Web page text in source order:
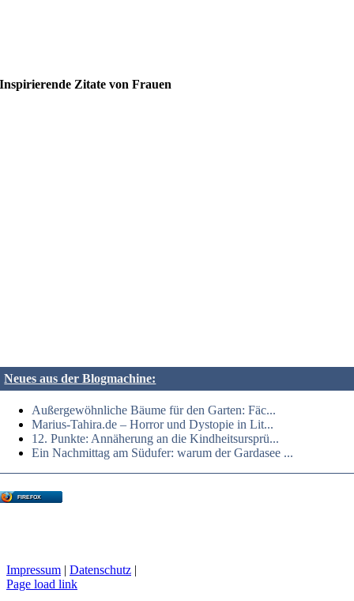
Inspirierende Zitate von Frauen
Neues aus der Blogmachine:
Außergewöhnliche Bäume für den Garten: Fäc...
Marius-Tahira.de – Horror und Dystopie in Lit...
12. Punkte: Annäherung an die Kindheitsursprü...
Ein Nachmittag am Südufer: warum der Gardasee ...
FIREFOX
Impressum | Datenschutz |
Page load link